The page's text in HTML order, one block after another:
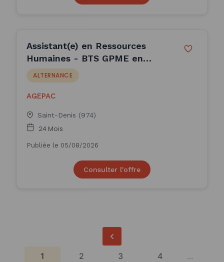
Assistant(e) en Ressources
Humaines - BTS GPME en
Alternance au sein d'un Centre
Médical / REF (H/F)
ALTERNANCE
AGEPAC
Saint-Denis (974)
24 Mois
Publiée le 05/08/2026
Consulter l'offre
1 2 3 4 ...